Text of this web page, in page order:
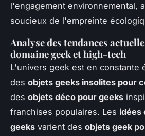
l'engagement environnemental,
soucieux de l'empreinte
Analyse des tendances
domaine geek et high-tech
L'univers geek est en constante
des objets geeks insolites pour
des objets déco pour geeks
franchises populaires. Les idées
geeks varient des objets geek